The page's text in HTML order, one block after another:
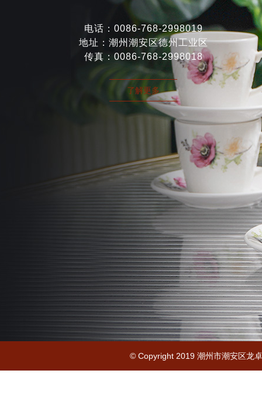
电话：0086-768-2998019
地址：潮州潮安区德州工业区
传真：0086-768-2998018
了解更多
© Copyright 2019 潮州市潮安区龙